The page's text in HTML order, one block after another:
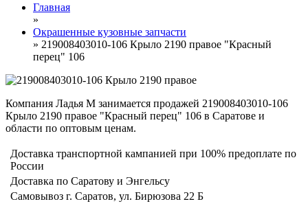
Главная
»
Окрашенные кузовные запчасти
» 219008403010-106 Крыло 2190 правое "Красный
перец" 106
Компания Ладья М занимается продажей 219008403010-106
Крыло 2190 правое "Красный перец" 106 в Саратове и
области по оптовым ценам.
Доставка транспортной кампанией при 100% предоплате по
России
Доставка по Саратову и Энгельсу
Самовывоз г. Саратов, ул. Бирюзова 22 Б